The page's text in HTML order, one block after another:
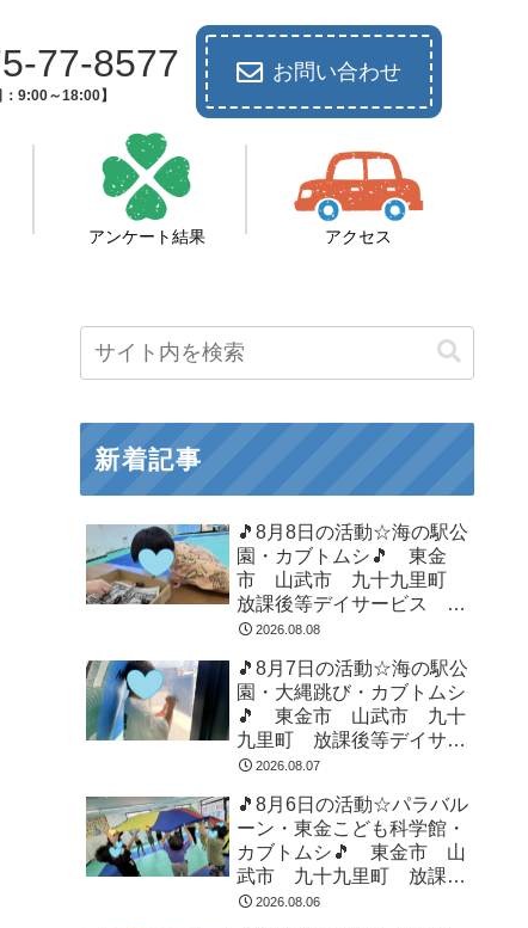
77-8577
：9:00～18:00】
お問い合わせ
アンケート結果 アクセス
新着記事
🎵8月8日の活動☆海の駅公
園・カブトムシ🎵 東金
市 山武市 九十九里町
放課後等デイサービス 児
童発達支援 運動療育 教
2026.08.08
🎵8月7日の活動☆海の駅公
園・大縄跳び・カブトムシ
🎵 東金市 山武市 九十
九里町 放課後等デイサー
ビス 児童発達支援 運動
2026.08.07
🎵8月6日の活動☆パラバル
ーン・東金こども科学館・
カブトムシ🎵 東金市 山
武市 九十九里町 放課後
等デイサービス 児童発達
2026.08.06